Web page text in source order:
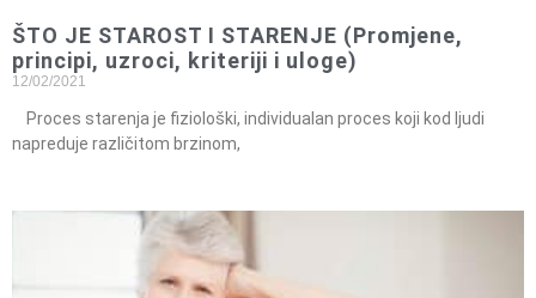
ŠTO JE STAROST I STARENJE (Promjene,
principi, uzroci, kriteriji i uloge)
12/02/2021
Proces starenja je fiziološki, individualan proces koji kod ljudi
napreduje različitom brzinom,